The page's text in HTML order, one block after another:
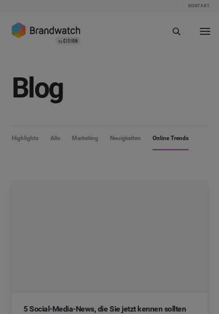
KONTAKT
Blog
Highlights Alle Marketing Neuigkeiten Online Trends
5 Social-Media-News, die Sie jetzt kennen sollten